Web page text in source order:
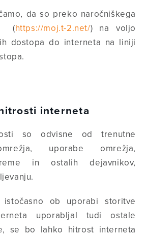
da so preko naročniškega
(https://moj.t-2.net/) na voljo
dostopa do interneta na liniji
interneta
so odvisne od trenutne
uporabe omrežja,
in ostalih dejavnikov,
ob uporabi storitve
uporabljal tudi ostale
se bo lahko hitrost interneta